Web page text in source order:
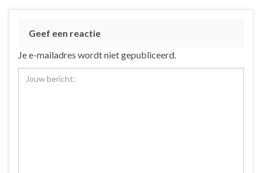
Geef een reactie
Je e-mailadres wordt niet gepubliceerd.